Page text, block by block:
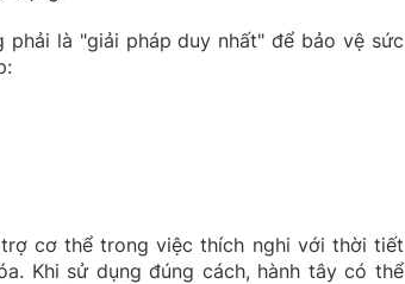
là "giải pháp duy nhất" để bảo vệ sức
cơ thể trong việc thích nghi với thời tiết
Khi sử dụng đúng cách, hành tây có thể